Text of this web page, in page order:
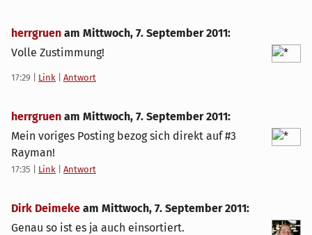
herrgruen am Mittwoch, 7. September 2011:
Volle Zustimmung!
17:29 Link Antwort
herrgruen am Mittwoch, 7. September 2011:
Mein voriges Posting bezog sich direkt auf #3
Rayman!
17:35 Link Antwort
Dirk Deimeke am Mittwoch, 7. September 2011:
Genau so ist es ja auch einsortiert.